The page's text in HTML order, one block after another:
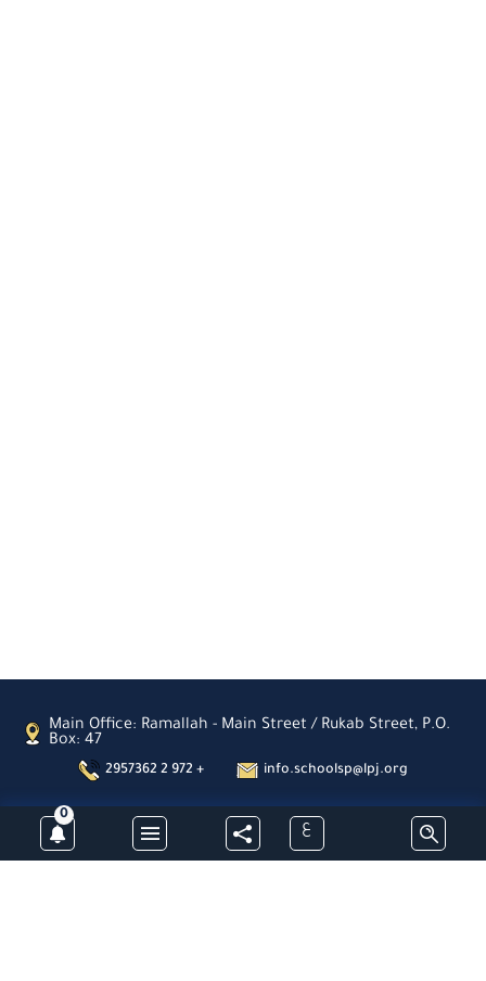
0
ع
Main Office: Ramallah - Main Street / Rukab Street, P.O.
Box: 47
2957362 2 972 + info.schoolsp@lpj.org
Subscribe